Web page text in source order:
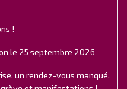
!
le 25 septembre 2026
un rendez-vous manqué.